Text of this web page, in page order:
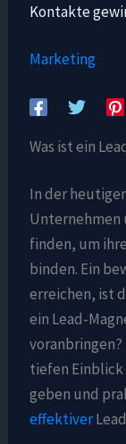
Kontakte
Marketing
Was ist ein
In der
Unternehmen
finden, um
binden. Ein
erreichen, ist
ein Lead-
tiefen Einblick
geben und
effektiver